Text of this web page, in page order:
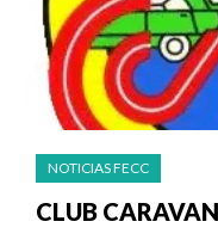
NOTICIAS FECC
CLUB